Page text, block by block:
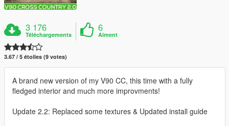
3 176
Téléchargements
6
Aiment
3.67 / 5 étoiles (9 votes)
A brand new version of my V90 CC, this time with a fully
fledged interior and much more improvments!
Update 2.2: Replaced some textures & Updated install guide